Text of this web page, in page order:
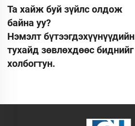
Та хайж буй зүйлс олдож
байна уу?
Нэмэлт бүтээгдэхүүнүүдийн
тухайд зөвлөхдөөс биднийг
холбогтун.